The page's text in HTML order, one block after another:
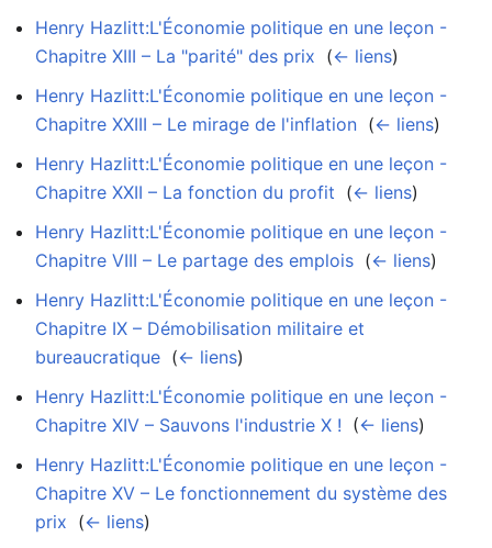
Henry Hazlitt:L'Économie politique en une leçon -
Chapitre XIII – La "parité" des prix (← liens)
Henry Hazlitt:L'Économie politique en une leçon -
Chapitre XXIII – Le mirage de l'inflation (← liens)
Henry Hazlitt:L'Économie politique en une leçon -
Chapitre XXII – La fonction du profit (← liens)
Henry Hazlitt:L'Économie politique en une leçon -
Chapitre VIII – Le partage des emplois (← liens)
Henry Hazlitt:L'Économie politique en une leçon -
Chapitre IX – Démobilisation militaire et
bureaucratique (← liens)
Henry Hazlitt:L'Économie politique en une leçon -
Chapitre XIV – Sauvons l'industrie X ! (← liens)
Henry Hazlitt:L'Économie politique en une leçon -
Chapitre XV – Le fonctionnement du système des
prix (← liens)